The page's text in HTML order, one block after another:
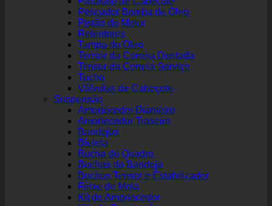
Pescador Bomba de Óleo
Pistão do Motor
Retentores
Tampa do Óleo
Tensor da Correia Dentada
Tensor da Correia Serviço
Tucho
Válvulas de Cabeçote
Suspensão
Amortecedor Dianteiro
Amortecedor Traseiro
Bandejas
Bieleta
Bucha do Quadro
Buchas da Bandeja
Buchas Tensor e Estabilizador
Feixe de Mola
Kit do Amortecedor